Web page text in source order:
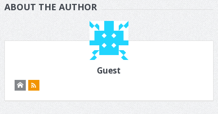
ABOUT THE AUTHOR
Guest